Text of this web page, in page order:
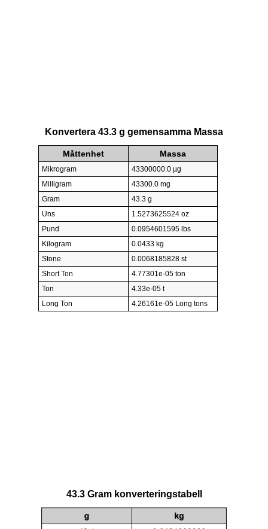
Konvertera 43.3 g gemensamma Massa
Måttenhet Massa
Mikrogram
43300000.0 µg
Milligram
43300.0 mg
Gram
43.3 g
Uns
1.5273625524 oz
Pund
0.0954601595 lbs
Kilogram
0.0433 kg
Stone
0.0068185828 st
Short Ton
4.77301e-05 ton
Ton
4.33e-05 t
Long Ton
4.26161e-05 Long tons
43.3 Gram konverteringstabell